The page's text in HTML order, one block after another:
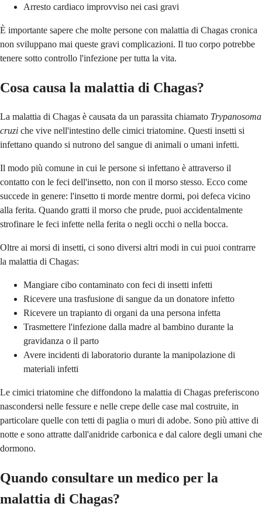
Arresto cardiaco improvviso nei casi gravi
È importante sapere che molte persone con malattia di Chagas cronica
non sviluppano mai queste gravi complicazioni. Il tuo corpo potrebbe
tenere sotto controllo l'infezione per tutta la vita.
Cosa causa la malattia di Chagas?
La malattia di Chagas è causata da un parassita chiamato Trypanosoma
cruzi che vive nell'intestino delle cimici triatomine. Questi insetti si
infettano quando si nutrono del sangue di animali o umani infetti.
Il modo più comune in cui le persone si infettano è attraverso il
contatto con le feci dell'insetto, non con il morso stesso. Ecco come
succede in genere: l'insetto ti morde mentre dormi, poi defeca vicino
alla ferita. Quando gratti il morso che prude, puoi accidentalmente
strofinare le feci infette nella ferita o negli occhi o nella bocca.
Oltre ai morsi di insetti, ci sono diversi altri modi in cui puoi contrarre
la malattia di Chagas:
Mangiare cibo contaminato con feci di insetti infetti
Ricevere una trasfusione di sangue da un donatore infetto
Ricevere un trapianto di organi da una persona infetta
Trasmettere l'infezione dalla madre al bambino durante la
gravidanza o il parto
Avere incidenti di laboratorio durante la manipolazione di
materiali infetti
Le cimici triatomine che diffondono la malattia di Chagas preferiscono
nascondersi nelle fessure e nelle crepe delle case mal costruite, in
particolare quelle con tetti di paglia o muri di adobe. Sono più attive di
notte e sono attratte dall'anidride carbonica e dal calore degli umani che
dormono.
Quando consultare un medico per la
malattia di Chagas?